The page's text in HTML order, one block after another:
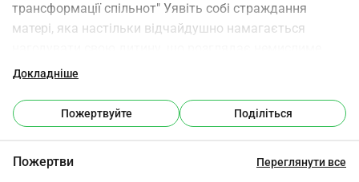
трансформації спільнот" Уявіть собі страждання
матері, яка настільки відчайдушно намагається
Жоден батько не повинен стикатися з таким відчаєм,
триває через брак підтримки та можливостей.Як член
діаспори, з дітьми та онуками, чи готові ви нічого не
їх голодних очей щоразу, коли повертаєтеся додому
Докладніше
Пожертвуйте Поділіться
Пожертви Переглянути все